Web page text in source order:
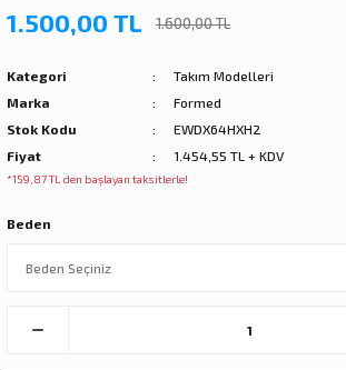
1.500,00 TL 1.600,00 TL
Kategori
Takım Modelleri
Marka
Formed
Stok Kodu
EWDX64HXH2
Fiyat
1.454,55 TL + KDV
*159,87 TL den başlayan taksitlerle!
Beden